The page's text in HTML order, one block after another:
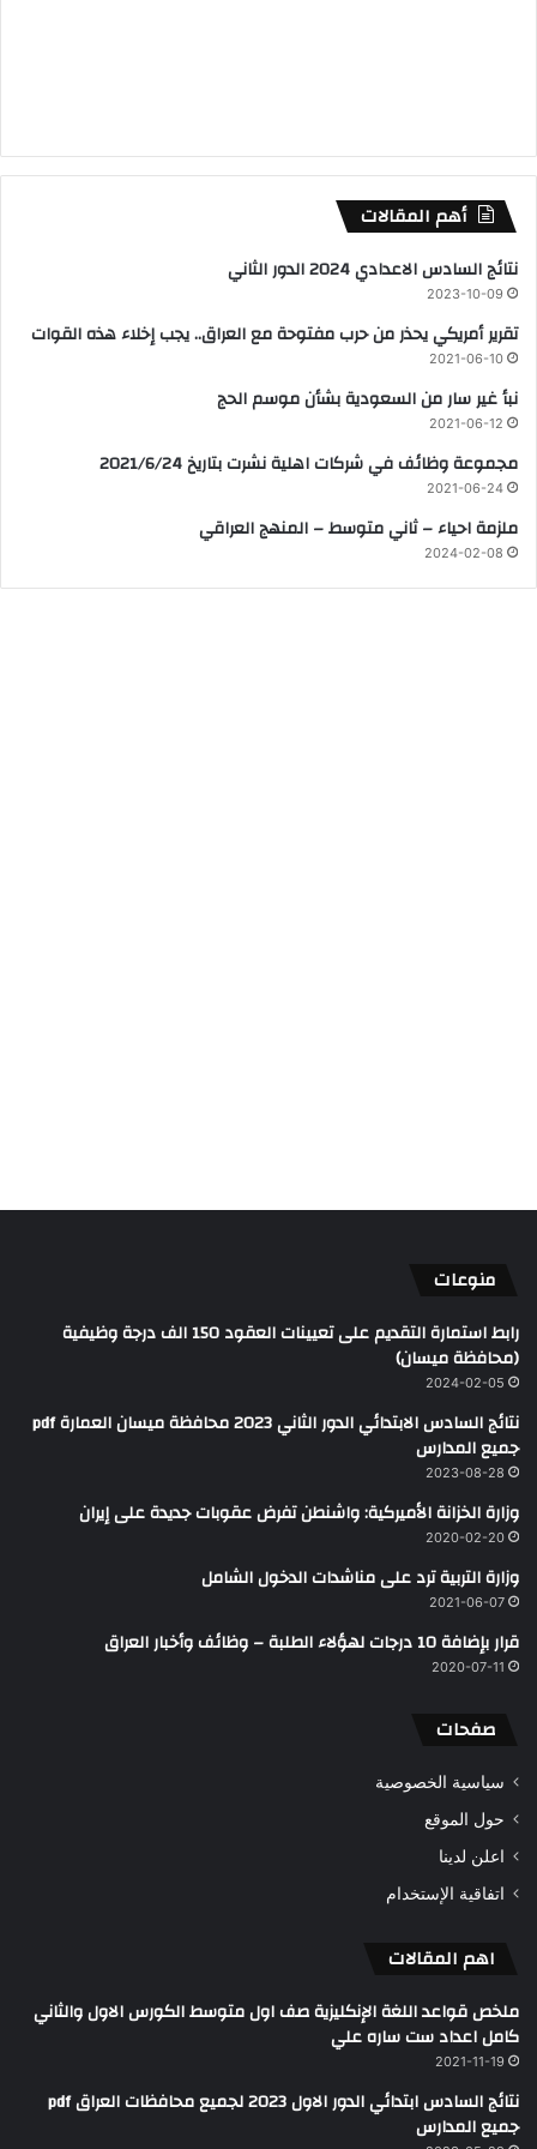
أهم المقالات
نتائج السادس الاعدادي 2024 الدور الثاني
2023-10-09
تقرير أمريكي يحذر من حرب مفتوحة مع العراق.. يجب إخلاء هذه القوات
2021-06-10
نبأ غير سار من السعودية بشأن موسم الحج
2021-06-12
مجموعة وظائف في شركات اهلية نشرت بتاريخ 2021/6/24
2021-06-24
ملزمة احياء – ثاني متوسط – المنهج العراقي
2024-02-08
منوعات
رابط استمارة التقديم على تعيينات العقود 150 الف درجة وظيفية
(محافظة ميسان)
2024-02-05
نتائج السادس الابتدائي الدور الثاني 2023 محافظة ميسان العمارة pdf
جميع المدارس
2023-08-28
وزارة الخزانة الأميركية: واشنطن تفرض عقوبات جديدة على إيران
2020-02-20
وزارة التربية ترد على مناشدات الدخول الشامل
2021-06-07
قرار بإضافة 10 درجات لهؤلاء الطلبة – وظائف وأخبار العراق
2020-07-11
صفحات
سياسية الخصوصية
حول الموقع
اعلن لدينا
اتفاقية الإستخدام
اهم المقالات
ملخص قواعد اللغة الإنكليزية صف اول متوسط الكورس الاول والثاني
كامل اعداد ست ساره علي
2021-11-19
نتائج السادس ابتدائي الدور الاول 2023 لجميع محافظات العراق pdf
جميع المدارس